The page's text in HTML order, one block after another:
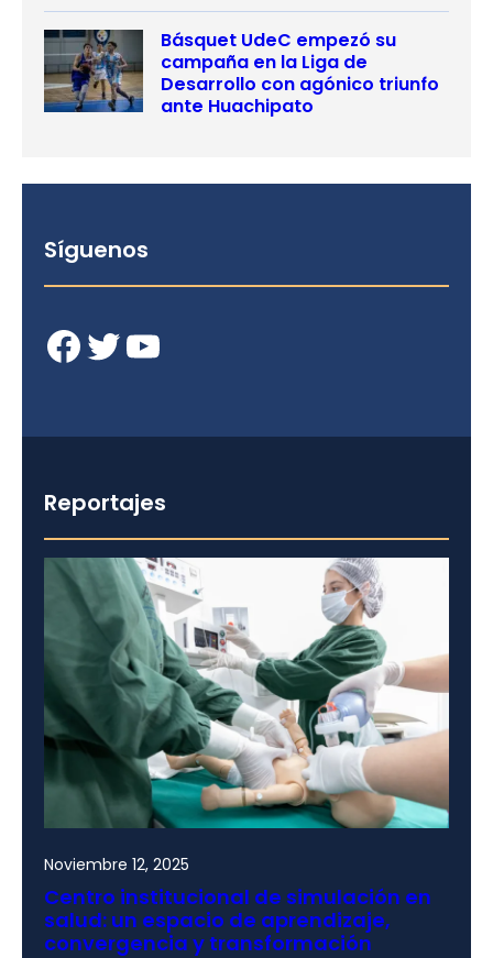
Básquet UdeC empezó su
campaña en la Liga de
Desarrollo con agónico triunfo
ante Huachipato
Síguenos
Facebook Twitter YouTube
Reportajes
Noviembre 12, 2025
Centro institucional de simulación en
salud: un espacio de aprendizaje,
convergencia y transformación